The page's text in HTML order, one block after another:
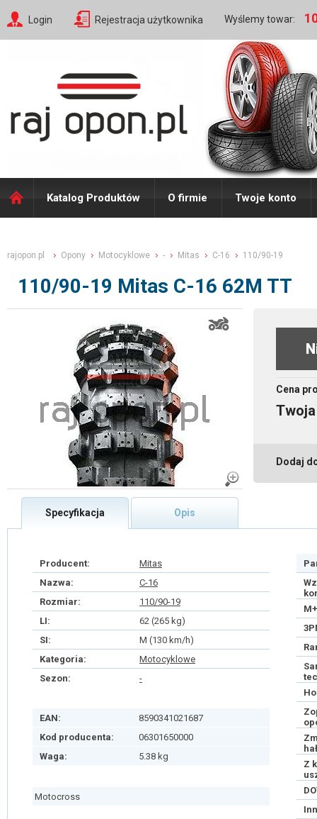
Login Rejestracja użytkownika Wyślemy towar:
Katalog Produktów O firmie Twoje konto
rajopon.pl Opony Motocyklowe - Mitas C-16 110/90-19
110/90-19 Mitas C-16 62M TT
Cena
Dodaj
Specyfikacja Opis
Producent:
Mitas
Nazwa:
C-16
Rozmiar:
110/90-19
LI:
62 (265 kg)
SI:
M (130 km/h)
Kategoria:
Motocyklowe
Sezon:
-
EAN:
8590341021687
Kod producenta:
06301650000
Waga:
5.38 kg
Motocross
Z